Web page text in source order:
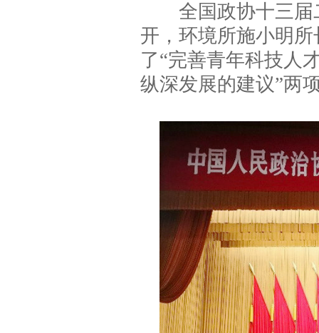
全国政协十三届二
开，环境所施小明
了“完善青年科技人
纵深发展的建议”两